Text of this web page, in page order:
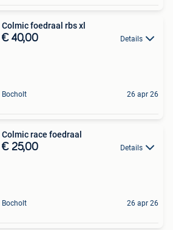
Colmic foedraal rbs xl
€ 40,00 Details
Bocholt 26 apr 26
Colmic race foedraal
€ 25,00 Details
Bocholt 26 apr 26